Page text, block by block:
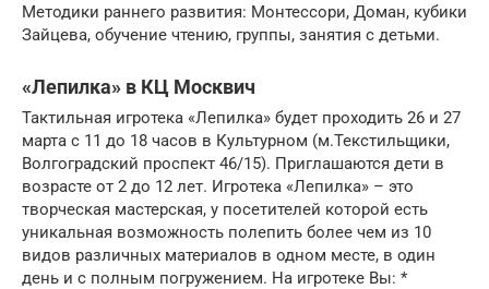
Методики раннего развития: Монтессори, Доман, кубики
Зайцева, обучение чтению, группы, занятия с детьми.
«Лепилка» в КЦ Москвич
Тактильная игротека «Лепилка» будет проходить 26 и 27
марта с 11 до 18 часов в Культурном (м.Текстильщики,
Волгоградский проспект 46/15). Приглашаются дети в
возрасте от 2 до 12 лет. Игротека «Лепилка» – это
творческая мастерская, у посетителей которой есть
уникальная возможность полепить более чем из 10
видов различных материалов в одном месте, в один
день и с полным погружением. На игротеке Вы: *